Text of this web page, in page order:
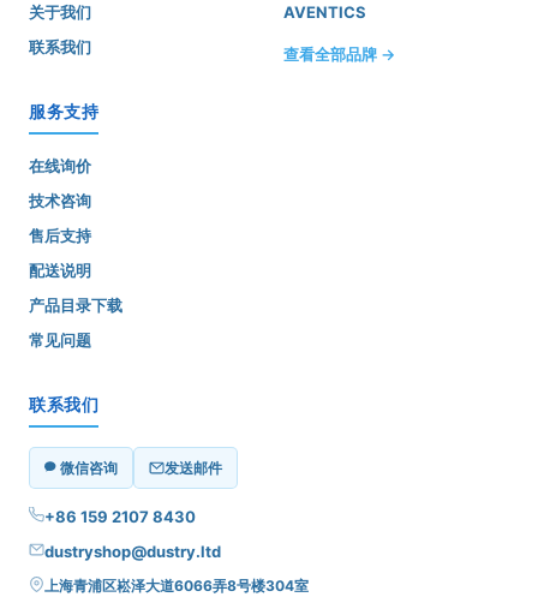
关于我们
联系我们
AVENTICS
查看全部品牌 →
服务支持
在线询价
技术咨询
售后支持
配送说明
产品目录下载
常见问题
联系我们
微信咨询 发送邮件
+86 159 2107 8430
dustryshop@dustry.ltd
上海青浦区崧泽大道6066弄8号楼304室